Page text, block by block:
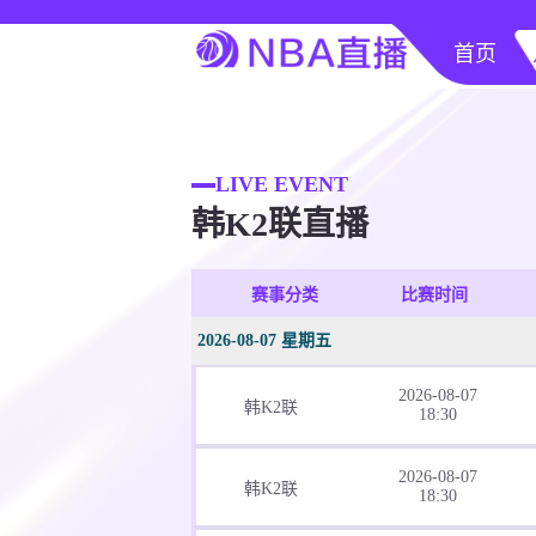
首页
LIVE EVENT
韩K2联直播
赛事分类 比赛时间
2026-08-07 星期五
韩K2联
2026-08-07
18:30
韩K2联
2026-08-07
18:30